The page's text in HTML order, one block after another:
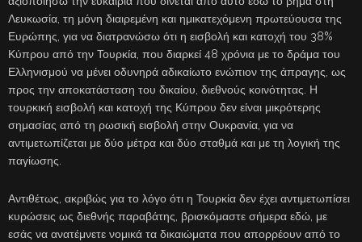
Λευκωσία, τη μόνη διαιρεμένη και ημικατεχόμενη πρωτεύουσα της
Ευρώπης, για να διατρανώσω ότι η εισβολή και κατοχή του 38%
Κύπρου από την Τουρκία, που διαρκεί 48 χρόνια με το δράμα του
Ελληνισμού να μένει οδυνηρά αδικαίωτο ενώπιον της άπραγης, ως
προς την αποκατάσταση του δικαίου, διεθνούς κοινότητας. Η
τουρκική εισβολή και κατοχή της Κύπρου δεν είναι μικρότερης
σημασίας από τη ρωσική εισβολή στην Ουκρανία, για να
αντιμετωπίζεται με δύο μέτρα και δύο σταθμά και με τη λογική της
παγίωσης.
Αντιθέτως, ακριβώς για το λόγο ότι η Τουρκία δεν έχει αντιμετωπίσει
κυρώσεις ως διεθνής παραβάτης, βρισκόμαστε σήμερα εδώ, με
εσάς να ανατέμνετε νομικά τα δικαιώματα που απορρέουν από το